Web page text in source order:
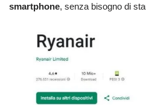
smartphone, senza bisogno di